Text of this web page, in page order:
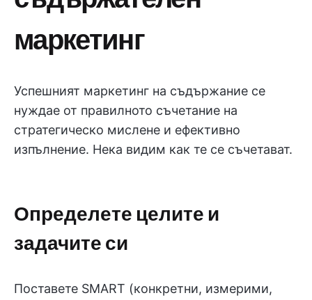
маркетинг
Успешният маркетинг на съдържание се
нуждае от правилното съчетание на
стратегическо мислене и ефективно
изпълнение. Нека видим как те се съчетават.
Определете целите и
задачите си
Поставете SMART (конкретни, измерими,